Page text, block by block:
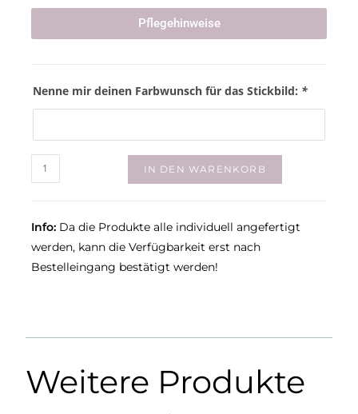
Pflegehinweise
Nenne mir deinen Farbwunsch für das Stickbild: *
IN DEN WARENKORB
Info:Da die Produkte alle individuell angefertigt
werden, kann die Verfügbarkeit erst nach
Bestelleingang bestätigt werden!
Weitere Produkte